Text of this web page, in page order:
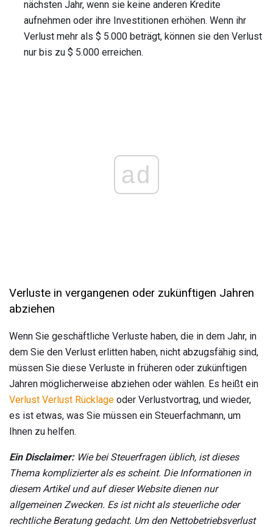
nächsten Jahr, wenn sie keine anderen Kredite
aufnehmen oder ihre Investitionen erhöhen. Wenn ihr
Verlust mehr als $ 5.000 beträgt, können sie den Verlust
nur bis zu $ ​​5.000 erreichen.
ad
Verluste in vergangenen oder zukünftigen Jahren
abziehen
Wenn Sie geschäftliche Verluste haben, die in dem Jahr, in
dem Sie den Verlust erlitten haben, nicht abzugsfähig sind,
müssen Sie diese Verluste in früheren oder zukünftigen
Jahren möglicherweise abziehen oder wählen. Es heißt ein
Verlust Verlust Rücklage oder Verlustvortrag, und wieder,
es ist etwas, was Sie müssen ein Steuerfachmann, um
Ihnen zu helfen.
Ein Disclaimer:Wie bei Steuerfragen üblich, ist dieses
Thema komplizierter als es scheint. Die Informationen in
diesem Artikel und auf dieser Website dienen nur
allgemeinen Zwecken. Es ist nicht als steuerliche oder
rechtliche Beratung gedacht. Um den Nettobetriebsverlust